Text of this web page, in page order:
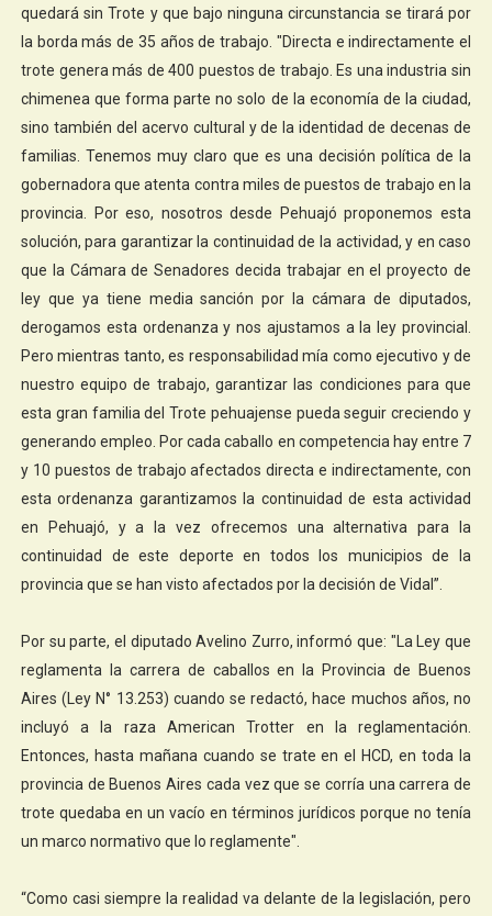
quedará sin Trote y que bajo ninguna circunstancia se tirará por
la borda más de 35 años de trabajo. "Directa e indirectamente el
trote genera más de 400 puestos de trabajo. Es una industria sin
chimenea que forma parte no solo de la economía de la ciudad,
sino también del acervo cultural y de la identidad de decenas de
familias. Tenemos muy claro que es una decisión política de la
gobernadora que atenta contra miles de puestos de trabajo en la
provincia. Por eso, nosotros desde Pehuajó proponemos esta
solución, para garantizar la continuidad de la actividad, y en caso
que la Cámara de Senadores decida trabajar en el proyecto de
ley que ya tiene media sanción por la cámara de diputados,
derogamos esta ordenanza y nos ajustamos a la ley provincial.
Pero mientras tanto, es responsabilidad mía como ejecutivo y de
nuestro equipo de trabajo, garantizar las condiciones para que
esta gran familia del Trote pehuajense pueda seguir creciendo y
generando empleo. Por cada caballo en competencia hay entre 7
y 10 puestos de trabajo afectados directa e indirectamente, con
esta ordenanza garantizamos la continuidad de esta actividad
en Pehuajó, y a la vez ofrecemos una alternativa para la
continuidad de este deporte en todos los municipios de la
provincia que se han visto afectados por la decisión de Vidal”.
Por su parte, el diputado Avelino Zurro, informó que: "La Ley que
reglamenta la carrera de caballos en la Provincia de Buenos
Aires (Ley N° 13.253) cuando se redactó, hace muchos años, no
incluyó a la raza American Trotter en la reglamentación.
Entonces, hasta mañana cuando se trate en el HCD, en toda la
provincia de Buenos Aires cada vez que se corría una carrera de
trote quedaba en un vacío en términos jurídicos porque no tenía
un marco normativo que lo reglamente".
“Como casi siempre la realidad va delante de la legislación, pero